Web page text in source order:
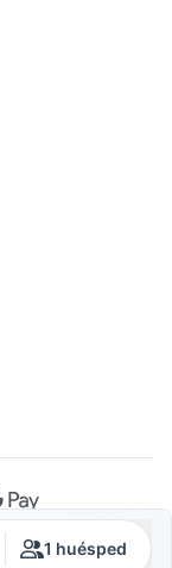
1 huésped
© 2026 Crovillas GmbH